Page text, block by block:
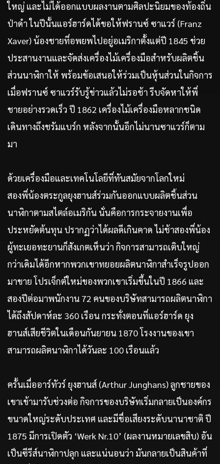
ใหญ่ และไม่ได้ออกแบบผลงานตามศิลปะนิยมของท้องถิ่น
ป่าดำ ในปีนั้นแอร์ฮาร์ดได้ขอให้ฟรานซ์ ซาแวร์ (Franz
Xaver) น้องชายที่อพยพไปอยู่อเมริกาตั้งแต่ปี 1845 ช่วย
ประสานงานและจัดส่งเครื่องไม้เครื่องมือสำหรับผลิตชิ้น
ส่วนนาฬิกาให้ พร้อมข้อเสนอให้ร่วมเป็นหุ้นส่วนในกิจการ
เมื่อฟรานซ์ ซาแวร์รับรู้ข่าวแล้วไม่รอช้า รีบจัดหาให้พี่
ชายอย่างรวดเร็ว ปี 1862 เครื่องไม้เครื่องมือหลากชนิด
เดินทางถึงชรัมแบร์ก หลังจากนั้นอีกไม่นานซาแวร์ก็ตาม
มา
ด้วยเครื่องมือและเทคโนโลยีที่ทันสมัยจากโลกใหม่
สองพี่น้องตระกูลยุงฮานส์ร่วมกันออกแบบผลิตชิ้นส่วน
นาฬิกาตามสไตล์อเมริกัน นั่นคือการกระจายงานเพื่อ
ประหยัดต้นทุน ปรากฏว่าได้ผลดีเกินคาด ไม่ช้าสองพี่น้อง
ผู้ทะเยอทะยานก็สังเกตเห็นว่า กิจการสามารถเติบใหญ่
กว่าเดิมได้อีกหากพวกเขาทยอยผลิตนาฬิกาสำเร็จรูปออก
มาขาย โปรเจ็กต์ใหม่ของพวกเขาเริ่มขึ้นในปี 1866 และ
สองปีต่อมาพนักงาน 72 คนของบริษัทสามารถผลิตนาฬิกา
ได้ถึงสัปดาห์ละ 360 เรือน กระทั่งตอนที่แอร์ฮาร์ด ยุง
ฮานส์เสียชีวิตในเดือนกันยายน 1870 โรงงานของเขา
สามารถผลิตนาฬิกาได้วันละ 100 เรือนแล้ว
ครั้นเมื่ออาร์ทัวร์ ยุงฮานส์ (Arthur Junghans) ลูกชายของ
เขาเข้ามารับช่วงต่อ กิจการของบริษัทเริ่มกลายเป็นองค์กร
ขนาดใหญ่ระดับประเทศ และมีชื่อเสียงระดับนานาชาติ ปี
1875 มีการเปิดตัว ‘Werk Nr.10’ (ผลงานหมายเลขสิบ) อัน
เป็นซีรีส์นาฬิกาปลุก และแน่นอนว่า มันกลายเป็นสินค้าที่